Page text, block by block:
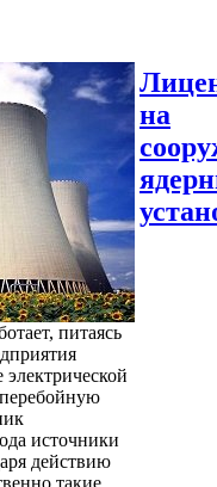
питаясь
источники
действию
такие
на